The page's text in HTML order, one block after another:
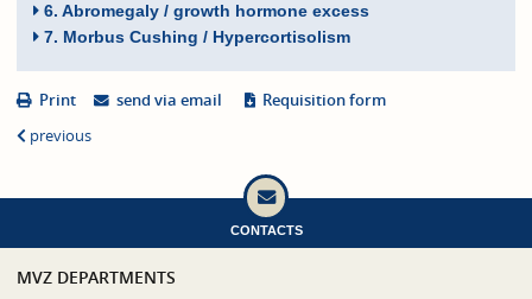
6. Abromegaly / growth hormone excess
7. Morbus Cushing / Hypercortisolism
Print send via email
Requisition form
previous
CONTACTS
MVZ DEPARTMENTS